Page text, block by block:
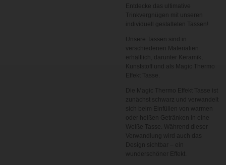
Entdecke das ultimative
Trinkvergnügen mit unseren
individuell gestalteten Tassen!
Unsere Tassen sind in
verschiedenen Materialien
erhältlich, darunter Keramik,
Kunststoff und als Magic Thermo
Effekt Tasse.
Die Magic Thermo Effekt Tasse ist
zunächst schwarz und verwandelt
sich beim Einfüllen von warmen
oder heißen Getränken in eine
Weiße Tasse. Während dieser
Verwandlung wird auch das
Design sichtbar – ein
wunderschöner Effekt.